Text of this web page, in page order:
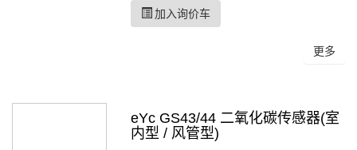
加入询价车
更多
eYc GS43/44 二氧化碳传感器(室
内型 / 风管型)